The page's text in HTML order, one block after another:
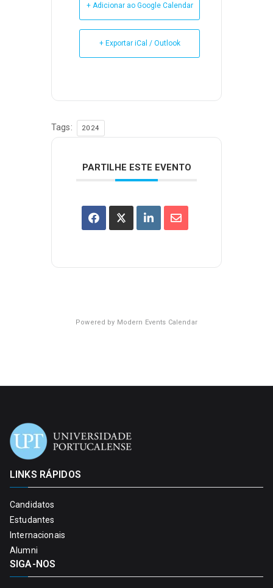
+ Adicionar ao Google Calendar
+ Exportar iCal / Outlook
Tags: 2024
PARTILHE ESTE EVENTO
Powered by Modern Events Calendar
LINKS RÁPIDOS
Candidatos
Estudantes
Internacionais
Alumni
SIGA-NOS